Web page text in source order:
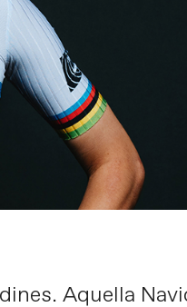
Aquella